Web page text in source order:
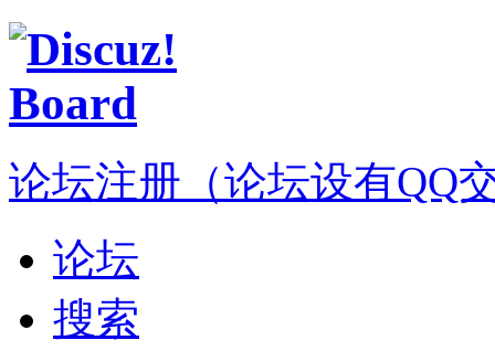
论坛注册（论坛设有QQ
论坛
搜索